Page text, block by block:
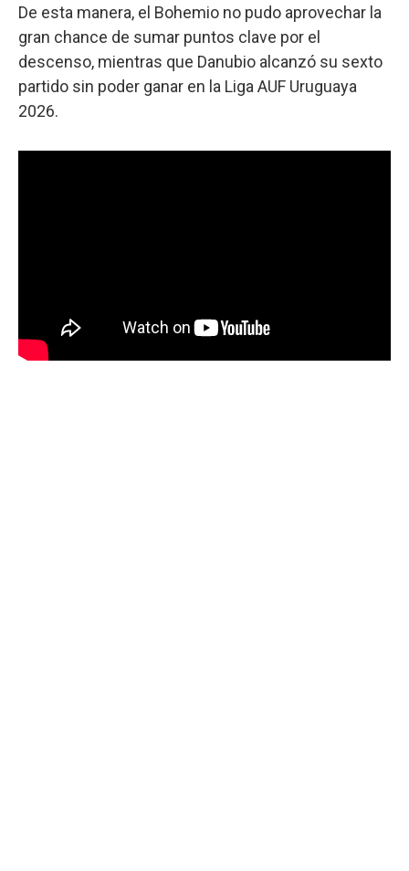
De esta manera, el Bohemio no pudo aprovechar la
gran chance de sumar puntos clave por el
descenso, mientras que Danubio alcanzó su sexto
partido sin poder ganar en la Liga AUF Uruguaya
2026.